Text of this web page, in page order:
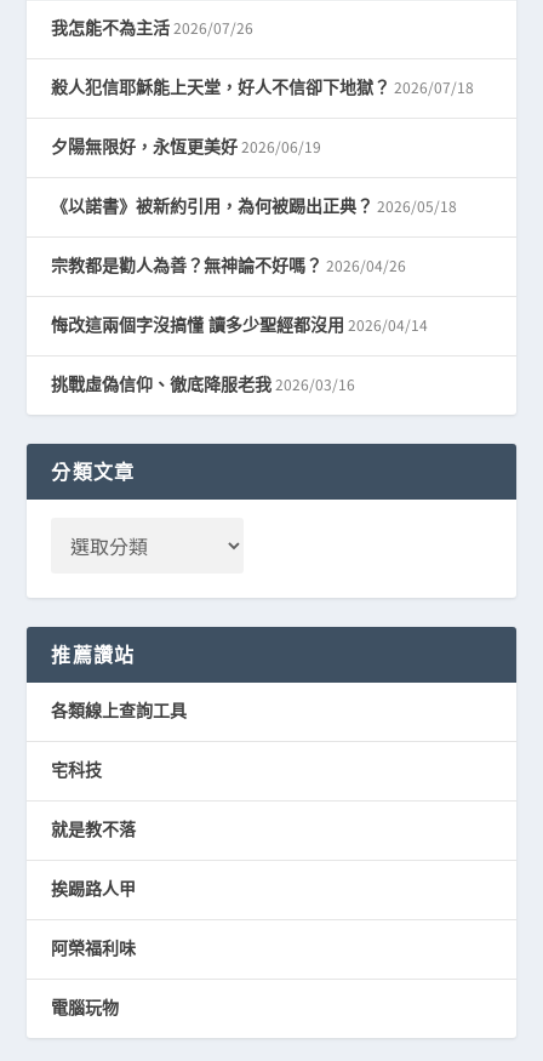
我怎能不為主活 2026/07/26
殺人犯信耶穌能上天堂，好人不信卻下地獄？ 2026/07/18
夕陽無限好，永恆更美好 2026/06/19
《以諾書》被新約引用，為何被踢出正典？ 2026/05/18
宗教都是勸人為善？無神論不好嗎？ 2026/04/26
悔改這兩個字沒搞懂 讀多少聖經都沒用 2026/04/14
挑戰虛偽信仰、徹底降服老我 2026/03/16
分類文章
推薦讚站
各類線上查詢工具
宅科技
就是教不落
挨踢路人甲
阿榮福利味
電腦玩物